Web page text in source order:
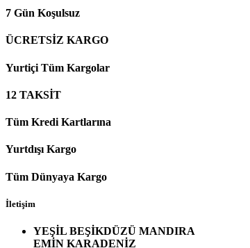
7 Gün Koşulsuz
ÜCRETSİZ KARGO
Yurtiçi Tüm Kargolar
12 TAKSİT
Tüm Kredi Kartlarına
Yurtdışı Kargo
Tüm Dünyaya Kargo
İletişim
YEŞİL BEŞİKDÜZÜ MANDIRA
EMİN KARADENİZ